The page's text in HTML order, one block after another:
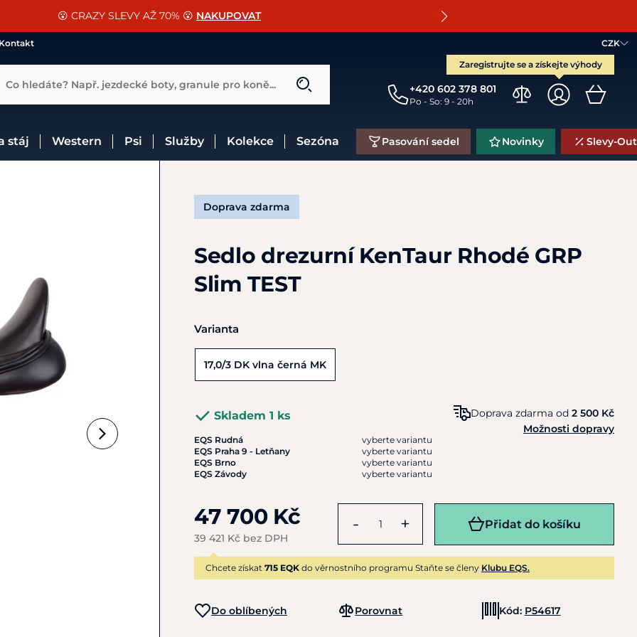
SLEVA 13% na vše od Cassini! CHCI SLEVU
😮 CRAZY SLEVY AŽ 70% 😮 NAKUPOVAT
📐Pasování a doplňky k vybraným sedlům ZDARMA 🐴
CZK
Zaregistrujte se a získejte výhody
+420 602 378 801
Po - So: 9 - 20h
Kontakt
Co hledáte? Např. jezdecké boty, granule pro koně...
stáj Western Psi Služby Kolekce Sezóna Pasování sedel Novinky Slevy-
Doprava zdarma
Sedlo drezurní KenTaur Rhodé GRP
Slim TEST
Varianta
17,0/3 DK vlna černá MK
Skladem 1 ks
EQS Rudná
vyberte variantu
EQS Praha 9 - Letňany
vyberte variantu
EQS Brno
vyberte variantu
EQS Závody
vyberte variantu
Doprava zdarma od 2 500 Kč
Možnosti dopravy
47 700 Kč
39 421 Kč bez DPH
- + Přidat do košíku
Chcete získat 715 EQK do věrnostního programu Staňte se členy Klubu EQS.
Do oblíbených Porovnat Kód: P54617